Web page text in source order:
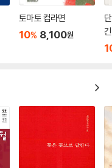
토마토 컵라면
10% 8,100원